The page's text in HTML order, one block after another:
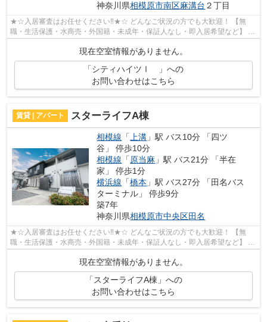
神奈川県相模原市南区麻溝台 ２丁目
★☆入居審査はお任せください‼★☆ どんなご状況の方でも大歓迎！ 【無
職・生活保護・水商売・外国籍・未成年・保証人なし・即入居希望など】 ネ
現在空室情報がありません。
「シティハイツⅠ 」への
お問い合わせはこちら
賃貸 | アパート スターライフA棟
相模線 「 上溝 」駅 バス10分 「四ツ
谷」 停歩10分
相模線 「 原当麻 」駅 バス21分 「半在
家」 停歩1分
横浜線 「橋本 」駅 バス27分 「田名バス
ターミナル」 停歩9分
築7年
神奈川県相模原市中央区田名
★☆入居審査はお任せください‼★☆ どんなご状況の方でも大歓迎！ 【無
職・生活保護・水商売・外国籍・未成年・保証人なし・即入居希望など】 ネ
ット非公開の物件からもお探し致します‼ ...
現在空室情報がありません。
「スターライフA棟」への
お問い合わせはこちら